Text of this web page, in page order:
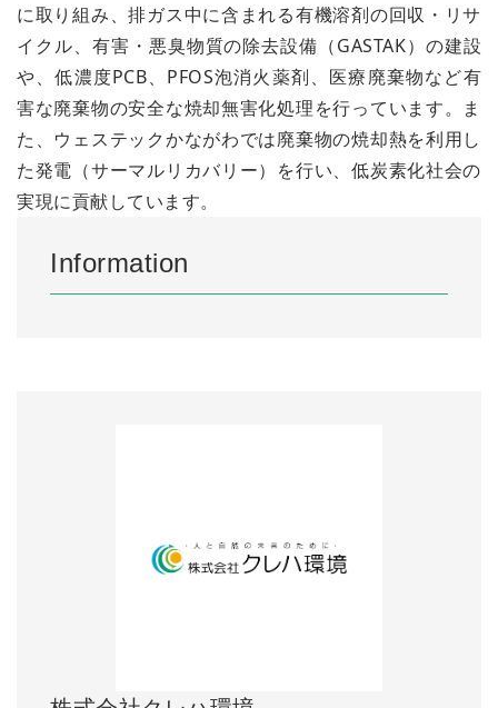
に取り組み、排ガス中に含まれる有機溶剤の回収・リサ
イクル、有害・悪臭物質の除去設備（GASTAK）の建設
や、低濃度PCB、PFOS泡消火薬剤、医療廃棄物など有
害な廃棄物の安全な焼却無害化処理を行っています。ま
た、ウェステックかながわでは廃棄物の焼却熱を利用し
た発電（サーマルリカバリー）を行い、低炭素化社会の
実現に貢献しています。
Information